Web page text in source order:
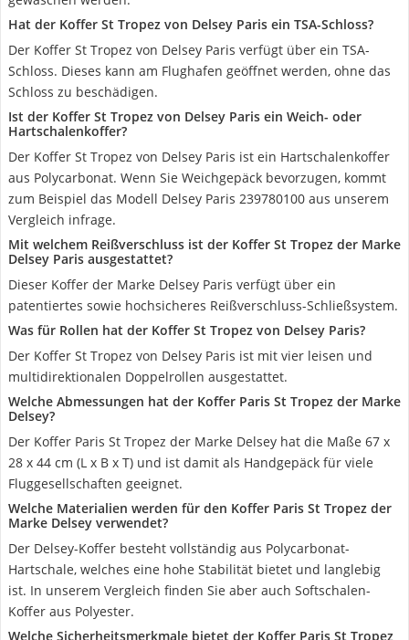
Hat der Koffer St Tropez von Delsey Paris ein TSA-Schloss?
Der Koffer St Tropez von Delsey Paris verfügt über ein TSA-
Schloss. Dieses kann am Flughafen geöffnet werden, ohne das
Schloss zu beschädigen.
Ist der Koffer St Tropez von Delsey Paris ein Weich- oder
Hartschalenkoffer?
Der Koffer St Tropez von Delsey Paris ist ein Hartschalenkoffer
aus Polycarbonat. Wenn Sie Weichgepäck bevorzugen, kommt
zum Beispiel das Modell Delsey Paris 239780100 aus unserem
Vergleich infrage.
Mit welchem Reißverschluss ist der Koffer St Tropez der Marke
Delsey Paris ausgestattet?
Dieser Koffer der Marke Delsey Paris verfügt über ein
patentiertes sowie hochsicheres Reißverschluss-Schließsystem.
Was für Rollen hat der Koffer St Tropez von Delsey Paris?
Der Koffer St Tropez von Delsey Paris ist mit vier leisen und
multidirektionalen Doppelrollen ausgestattet.
Welche Abmessungen hat der Koffer Paris St Tropez der Marke
Delsey?
Der Koffer Paris St Tropez der Marke Delsey hat die Maße 67 x
28 x 44 cm (L x B x T) und ist damit als Handgepäck für viele
Fluggesellschaften geeignet.
Welche Materialien werden für den Koffer Paris St Tropez der
Marke Delsey verwendet?
Der Delsey-Koffer besteht vollständig aus Polycarbonat-
Hartschale, welches eine hohe Stabilität bietet und langlebig
ist. In unserem Vergleich finden Sie aber auch Softschalen-
Koffer aus Polyester.
Welche Sicherheitsmerkmale bietet der Koffer Paris St Tropez